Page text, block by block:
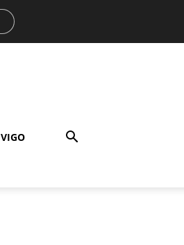
VIGO